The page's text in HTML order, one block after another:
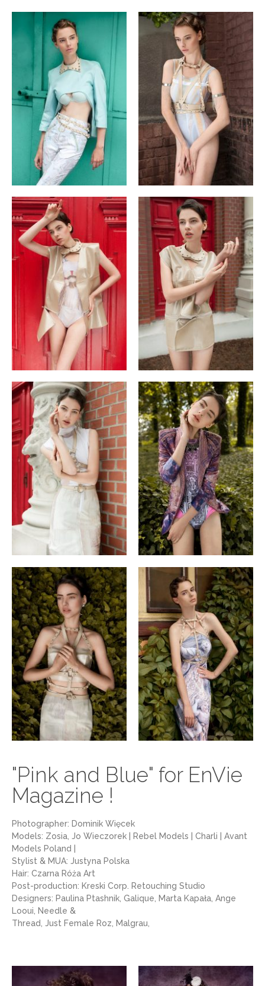
"Pink and Blue" for EnVie
Magazine !
Photographer: Dominik Więcek
Models: Zosia, Jo Wieczorek | Rebel Models | Charli | Avant
Models Poland |
Stylist & MUA: Justyna Polska
Hair: Czarna Róża Art
Post-production: Kreski Corp. Retouching Studio
Designers: Paulina Ptashnik, Galique, Marta Kapała, Ange
Looui, Needle &
Thread, Just Female Roz, Malgrau,